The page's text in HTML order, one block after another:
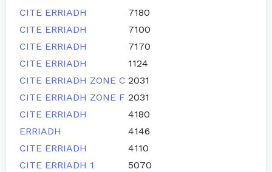
CITE ERRIADH
7180
CITE ERRIADH
7100
CITE ERRIADH
7170
CITE ERRIADH
1124
CITE ERRIADH ZONE C 2031
CITE ERRIADH ZONE F 2031
CITE ERRIADH
4180
ERRIADH
4146
CITE ERRIADH
4110
CITE ERRIADH 1
5070